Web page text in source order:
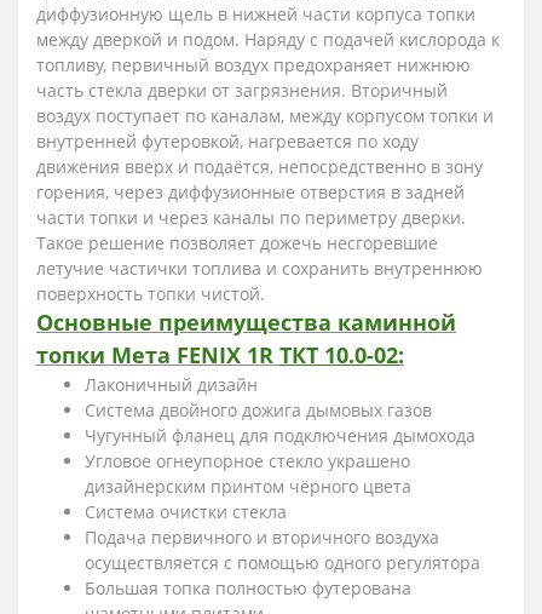
диффузионную щель в нижней части корпуса топки
между дверкой и подом. Наряду с подачей кислорода к
топливу, первичный воздух предохраняет нижнюю
часть стекла дверки от загрязнения. Вторичный
воздух поступает по каналам, между корпусом топки и
внутренней футеровкой, нагревается по ходу
движения вверх и подаётся, непосредственно в зону
горения, через диффузионные отверстия в задней
части топки и через каналы по периметру дверки.
Такое решение позволяет дожечь несгоревшие
летучие частички топлива и сохранить внутреннюю
поверхность топки чистой.
Основные преимущества каминной
топки Мета FENIX 1R ТКТ 10.0-02:
Лаконичный дизайн
Система двойного дожига дымовых газов
Чугунный фланец для подключения дымохода
Угловое огнеупорное стекло украшено
дизайнерским принтом чёрного цвета
Система очистки стекла
Подача первичного и вторичного воздуха
осуществляется с помощью одного регулятора
Большая топка полностью футерована